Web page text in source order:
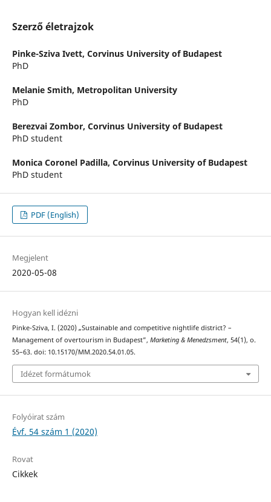
Szerző életrajzok
Pinke-Sziva Ivett, Corvinus University of Budapest
PhD
Melanie Smith, Metropolitan University
PhD
Berezvai Zombor, Corvinus University of Budapest
PhD student
Monica Coronel Padilla, Corvinus University of Budapest
PhD student
PDF (English)
Megjelent
2020-05-08
Hogyan kell idézni
Pinke-Sziva, I. (2020) „Sustainable and competitive nightlife district? –
Management of overtourism in Budapest”, Marketing & Menedzsment, 54(1), o.
55–63. doi: 10.15170/MM.2020.54.01.05.
Idézet formátumok
Folyóirat szám
Évf. 54 szám 1 (2020)
Rovat
Cikkek